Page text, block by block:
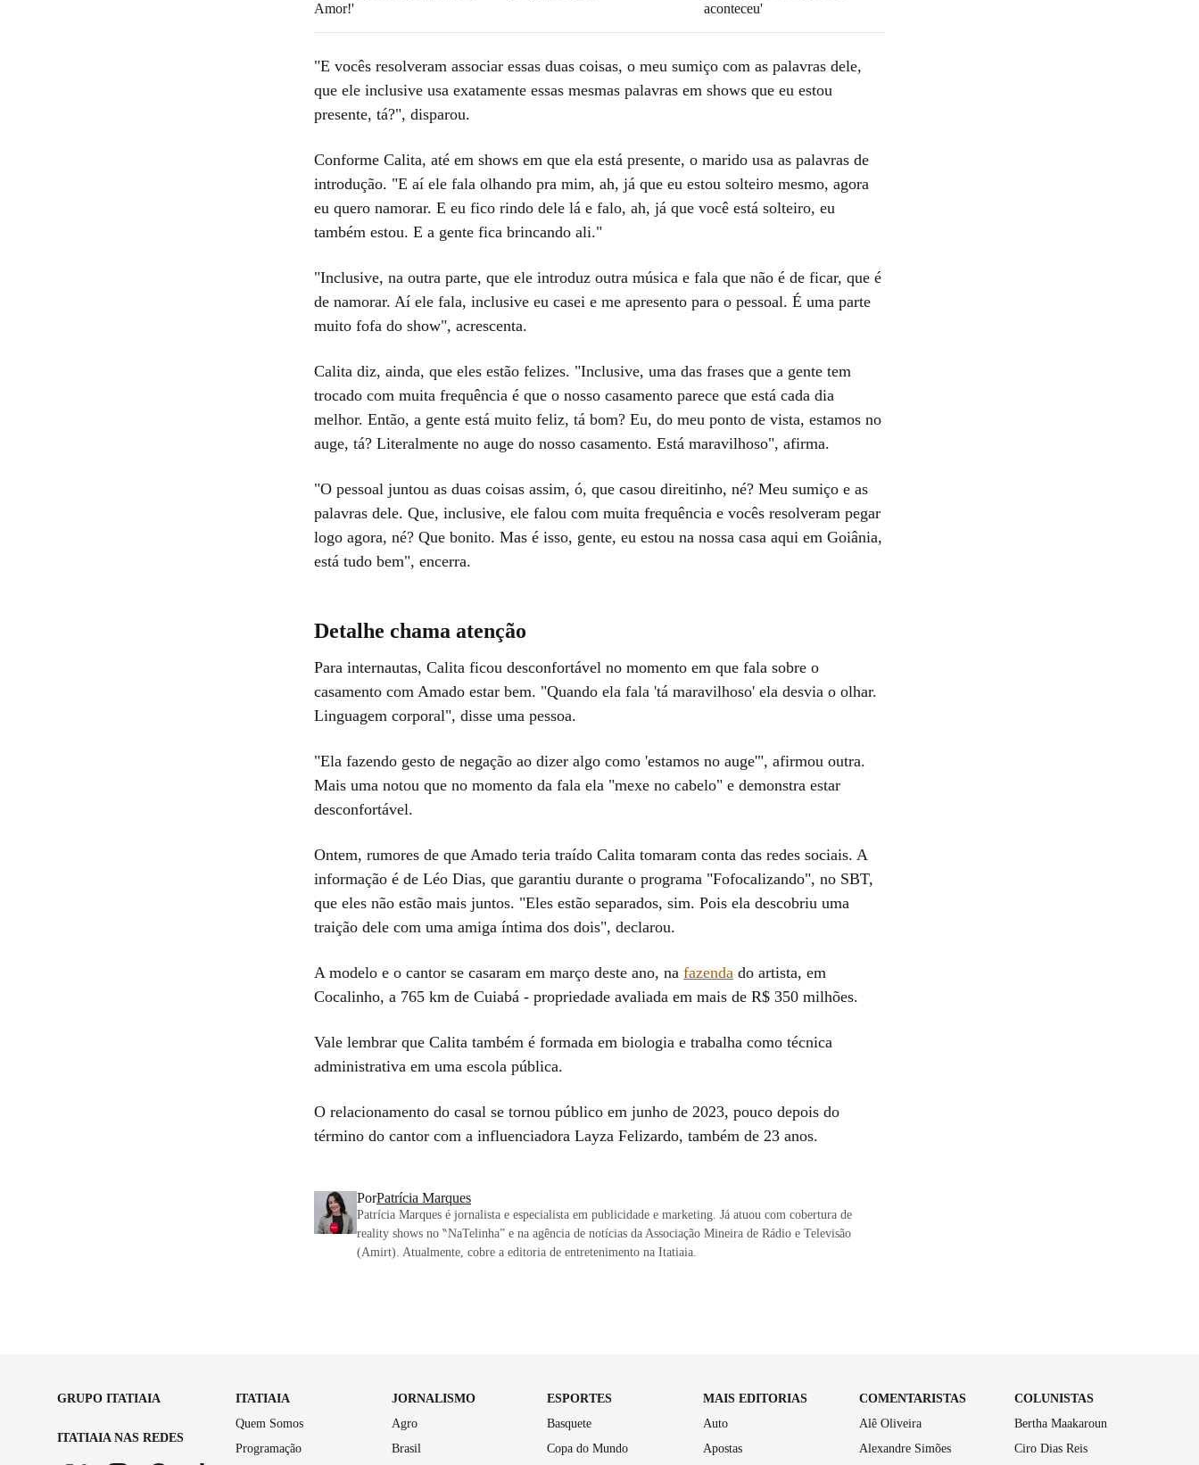
Amor!'
aconteceu'
"E vocês resolveram associar essas duas coisas, o meu sumiço com as palavras dele,
que ele inclusive usa exatamente essas mesmas palavras em shows que eu estou
presente, tá?", disparou.
Conforme Calita, até em shows em que ela está presente, o marido usa as palavras de
introdução. "E aí ele fala olhando pra mim, ah, já que eu estou solteiro mesmo, agora
eu quero namorar. E eu fico rindo dele lá e falo, ah, já que você está solteiro, eu
também estou. E a gente fica brincando ali."
"Inclusive, na outra parte, que ele introduz outra música e fala que não é de ficar, que é
de namorar. Aí ele fala, inclusive eu casei e me apresento para o pessoal. É uma parte
muito fofa do show", acrescenta.
Calita diz, ainda, que eles estão felizes. "Inclusive, uma das frases que a gente tem
trocado com muita frequência é que o nosso casamento parece que está cada dia
melhor. Então, a gente está muito feliz, tá bom? Eu, do meu ponto de vista, estamos no
auge, tá? Literalmente no auge do nosso casamento. Está maravilhoso", afirma.
"O pessoal juntou as duas coisas assim, ó, que casou direitinho, né? Meu sumiço e as
palavras dele. Que, inclusive, ele falou com muita frequência e vocês resolveram pegar
logo agora, né? Que bonito. Mas é isso, gente, eu estou na nossa casa aqui em Goiânia,
está tudo bem", encerra.
Detalhe chama atenção
Para internautas, Calita ficou desconfortável no momento em que fala sobre o
casamento com Amado estar bem. "Quando ela fala 'tá maravilhoso' ela desvia o olhar.
Linguagem corporal", disse uma pessoa.
"Ela fazendo gesto de negação ao dizer algo como 'estamos no auge'", afirmou outra.
Mais uma notou que no momento da fala ela "mexe no cabelo" e demonstra estar
desconfortável.
Ontem, rumores de que Amado teria traído Calita tomaram conta das redes sociais. A
informação é de Léo Dias, que garantiu durante o programa "Fofocalizando", no SBT,
que eles não estão mais juntos. "Eles estão separados, sim. Pois ela descobriu uma
traição dele com uma amiga íntima dos dois", declarou.
A modelo e o cantor se casaram em março deste ano, na fazenda do artista, em
Cocalinho, a 765 km de Cuiabá - propriedade avaliada em mais de R$ 350 milhões.
Vale lembrar que Calita também é formada em biologia e trabalha como técnica
administrativa em uma escola pública.
O relacionamento do casal se tornou público em junho de 2023, pouco depois do
término do cantor com a influenciadora Layza Felizardo, também de 23 anos.
PorPatrícia Marques
Patrícia Marques é jornalista e especialista em publicidade e marketing. Já atuou com cobertura de
reality shows no ‶NaTelinha” e na agência de notícias da Associação Mineira de Rádio e Televisão
(Amirt). Atualmente, cobre a editoria de entretenimento na Itatiaia.
GRUPO ITATIAIA
ITATIAIA NAS REDES
ITATIAIA
Quem Somos
Programação
JORNALISMO
Agro
Brasil
ESPORTES
Basquete
Copa do Mundo
MAIS EDITORIAS
Auto
Apostas
COMENTARISTAS
Alê Oliveira
Alexandre Simões
COLUNISTAS
Bertha Maakaroun
Ciro Dias Reis